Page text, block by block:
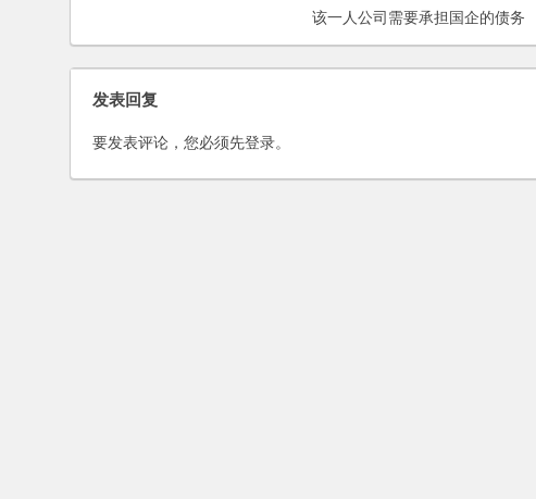
该一人公司需要承担国企的债务
吗？
发表回复
要发表评论，您必须先登录。